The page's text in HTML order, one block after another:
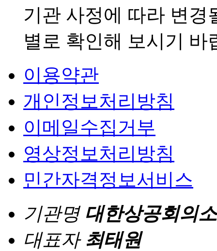
기관 사정에 따라 변경
별로 확인해 보시기 바
이용약관
개인정보처리방침
이메일수집거부
영상정보처리방침
민간자격정보서비스
기관명 대한상공회의소
대표자 최태원